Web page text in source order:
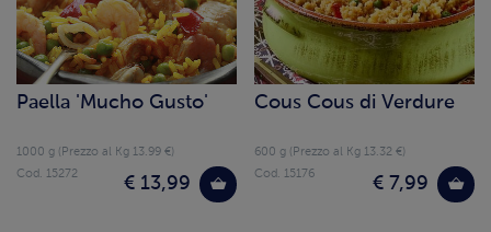
Paella 'Mucho Gusto'
1000 g (Prezzo al Kg 13.99 €)
€ 13,99
Cod. 15272
Cous Cous di Verdure
600 g (Prezzo al Kg 13.32 €)
€ 7,99
Cod. 15176